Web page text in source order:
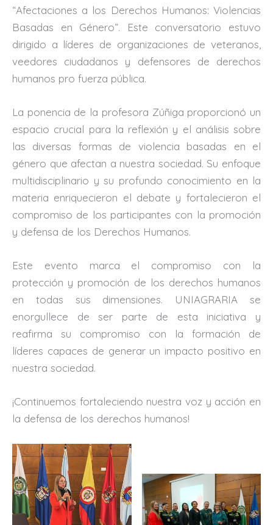
“Afectaciones a los Derechos Humanos: Violencias
Basadas en Género”. Este conversatorio estuvo
dirigido a líderes de organizaciones de veteranos,
veedores ciudadanos y defensores de derechos
humanos pro fuerza pública.
La ponencia de la profesora Zúñiga proporcionó un
espacio crucial para la reflexión y el análisis sobre
las diversas formas de violencia basadas en el
género que afectan a nuestra sociedad. Su enfoque
multidisciplinario y su profundo conocimiento en la
materia enriquecieron el debate y fortalecieron el
compromiso de los participantes con la promoción
y defensa de los Derechos Humanos.
Este evento marca el compromiso con la
protección y promoción de los derechos humanos
en todas sus dimensiones. UNIAGRARIA se
enorgullece de ser parte de esta iniciativa y
reafirma su compromiso con la formación de
líderes capaces de generar un impacto positivo en
nuestra sociedad.
¡Continuemos fortaleciendo nuestra voz y acción en
la defensa de los derechos humanos!